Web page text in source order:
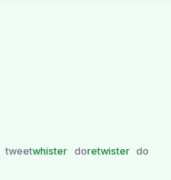
tweetwhister doretwister do